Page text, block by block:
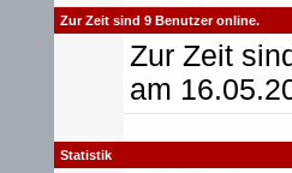
Zur Zeit sind 9 Benutzer online.
Zur Zeit
am
Statistik